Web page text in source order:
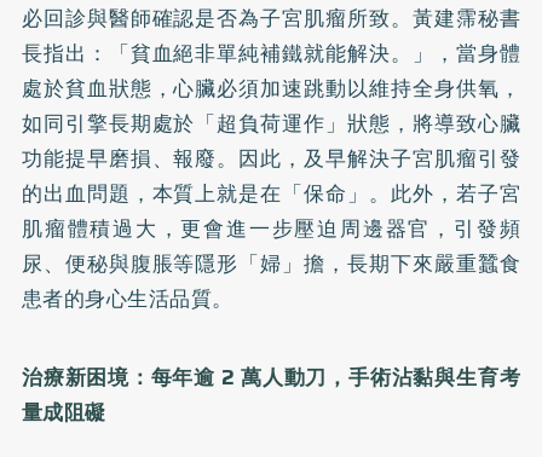
必回診與醫師確認是否為子宮肌瘤所致。黃建霈秘書
長指出：「貧血絕非單純補鐵就能解決。」，當身體
處於貧血狀態，心臟必須加速跳動以維持全身供氧，
如同引擎長期處於「超負荷運作」狀態，將導致心臟
功能提早磨損、報廢。因此，及早解決子宮肌瘤引發
的出血問題，本質上就是在「保命」。此外，若子宮
肌瘤體積過大，更會進一步壓迫周邊器官，引發頻
尿、便秘與腹脹等隱形「婦」擔，長期下來嚴重蠶食
患者的身心生活品質。
治療新困境：每年逾 2 萬人動刀，手術沾黏與生育考
量成阻礙